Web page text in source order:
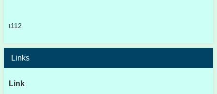
t112
Links
Link